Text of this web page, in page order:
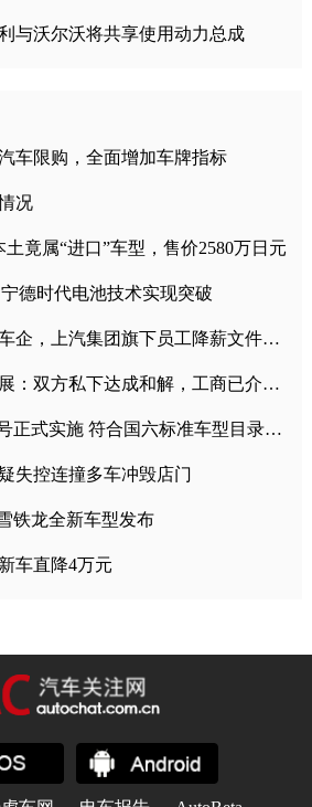
与沃尔沃将共享使用动力总成
车限购，全面增加车牌指标
况
竟属“进口”车型，售价2580万日元
德时代电池技术实现突破
首个宣布降薪的大型车企，上汽集团旗下员工降薪文件曝光
奔驰漏油事件最新进展：双方私下达成和解，工商已介入调查
“国六排放标准”7月1号正式实施 符合国六标准车型目录一览
失控连撞多车冲毁店门
铁龙全新车型发布
车直降4万元